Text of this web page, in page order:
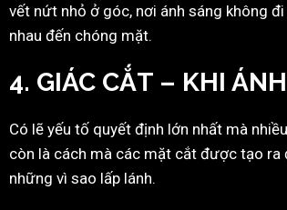
vết nứt nhỏ ở góc, nơi ánh sáng không
nhau đến chóng mặt.
4. GIÁC CẮT – KHI
Có lẽ yếu tố quyết định lớn nhất mà
còn là cách mà các mặt cắt được tạo ra
những vì sao lấp lánh.